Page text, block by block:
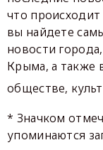
что
вы найдете
новости
Крыма, а также
обществе,
* Значком
упоминаются